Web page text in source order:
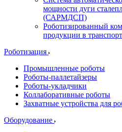
мощности дуги
(САРМДСП)
Роботизированный
продукции в
Роботизация
Промышленные роботы
Роботы-паллетайзеры
Роботы-укладчики
Коллаборативные роботы
Захватные устройства для
Оборудование